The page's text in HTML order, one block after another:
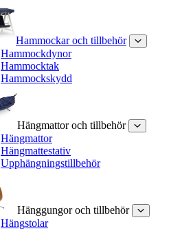
Hammockar och tillbehör
Hammockdynor
Hammocktak
Hammockskydd
Hängmattor och tillbehör
Hängmattor
Hängmattestativ
Upphängningstillbehör
Hänggungor och tillbehör
Hängstolar